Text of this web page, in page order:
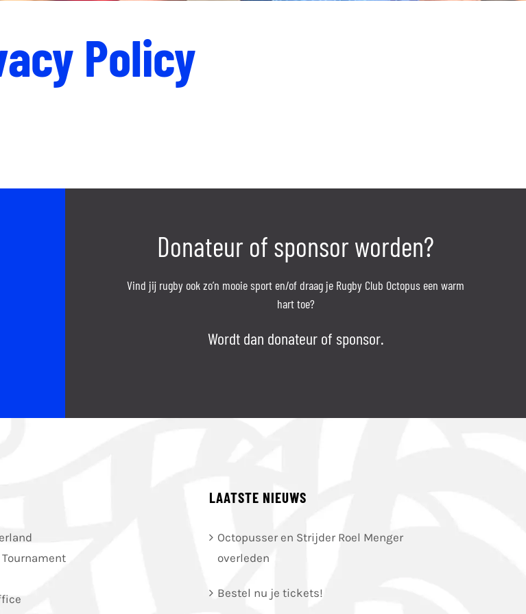
Policy
Donateur of sponsor worden?
Vind jij rugby ook zo’n mooie sport en/of draag je Rugby Club Octopus een warm
hart toe?
Wordt dan donateur of sponsor.
Tournament
LAATSTE NIEUWS
Octopusser en Strijder Roel Menger
overleden
Bestel nu je tickets!